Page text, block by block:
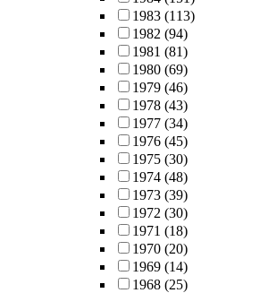
1983 (113)
1982 (94)
1981 (81)
1980 (69)
1979 (46)
1978 (43)
1977 (34)
1976 (45)
1975 (30)
1974 (48)
1973 (39)
1972 (30)
1971 (18)
1970 (20)
1969 (14)
1968 (25)